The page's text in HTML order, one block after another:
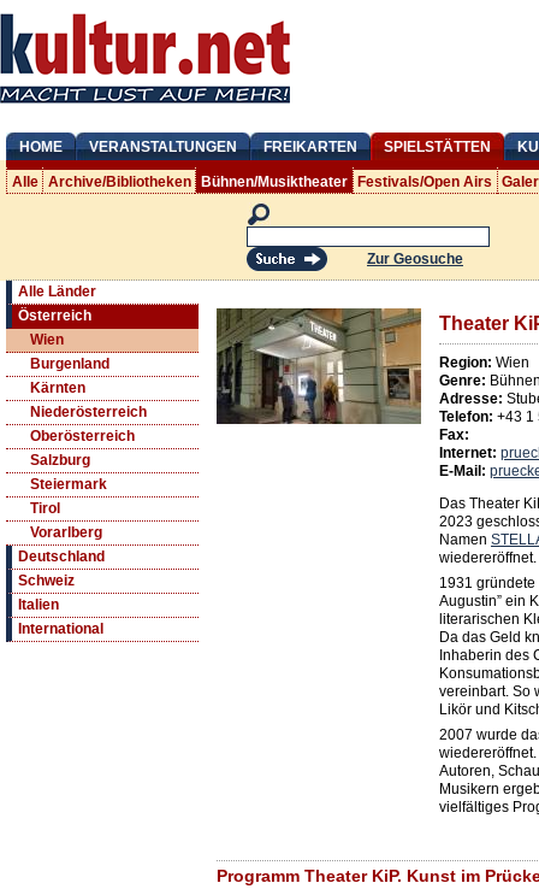
HOME VERANSTALTUNGEN FREIKARTEN SPIELSTÄTTEN
Alle Archive/Bibliotheken Bühnen/Musiktheater Festivals/Open Airs
Zur Geosuche
Alle Länder
Österreich
Wien
Burgenland
Kärnten
Niederösterreich
Oberösterreich
Salzburg
Steiermark
Tirol
Vorarlberg
Deutschland
Schweiz
Italien
International
Theater
Region: Wien
Genre:
Adresse:
Telefon: +43 1
Fax:
Internet:
E-Mail:
Das Theater
2023
Namen
wiedereröffnet.
1931 gründete
Augustin” ein
literarischen
Da das Geld
Inhaberin des
vereinbart. So
Likör und
2007 wurde
Autoren,
Musikern
vielfältiges
Programm Theater KiP. Kunst im